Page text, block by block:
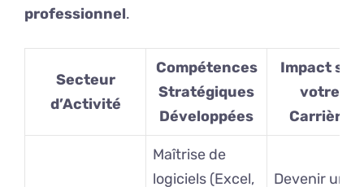
professionnel.
Secteur
d’Activité
Compétences
Stratégiques
Développées
Impact sur
votre
Carrière
Maîtrise de
logiciels (Excel,
Devenir un